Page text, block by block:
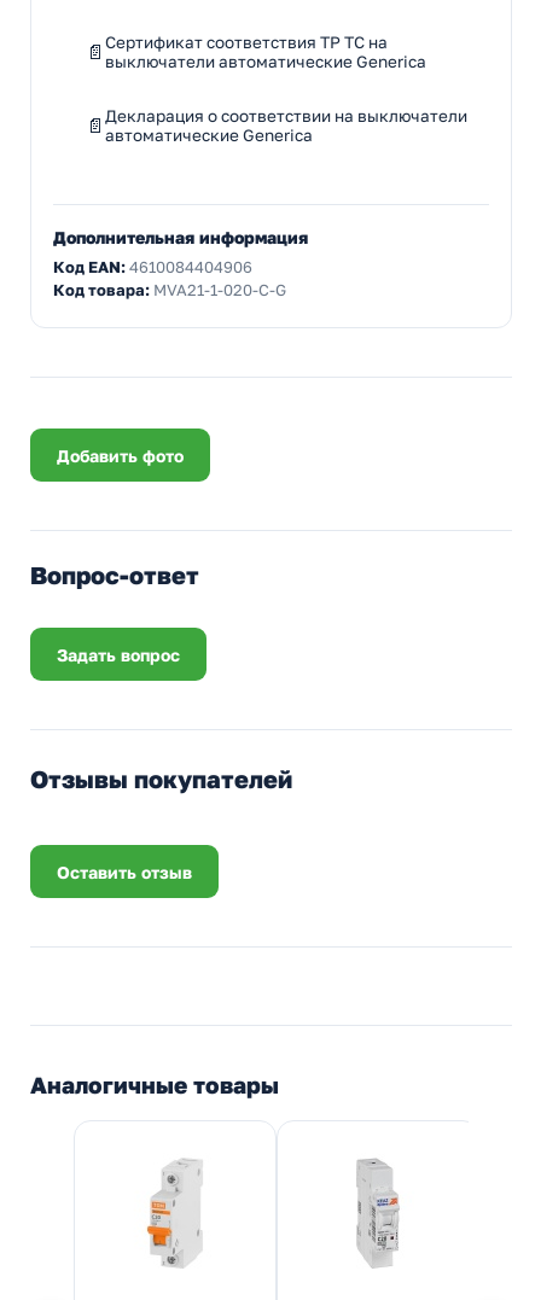
Сертификат соответствия ТР ТС на
выключатели автоматические Generica
Декларация о соответствии на выключатели
автоматические Generica
Дополнительная информация
Код EAN:4610084404906
Код товара: MVA21-1-020-C-G
Добавить фото
Вопрос-ответ
Задать вопрос
Отзывы покупателей
Оставить отзыв
Аналогичные товары